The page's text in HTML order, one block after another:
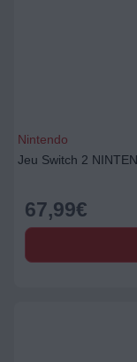
Nintendo
Jeu Switch 2
67,99€